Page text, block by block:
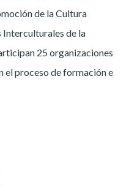
de la Cultura
de la
25 organizaciones
el proceso de formación e